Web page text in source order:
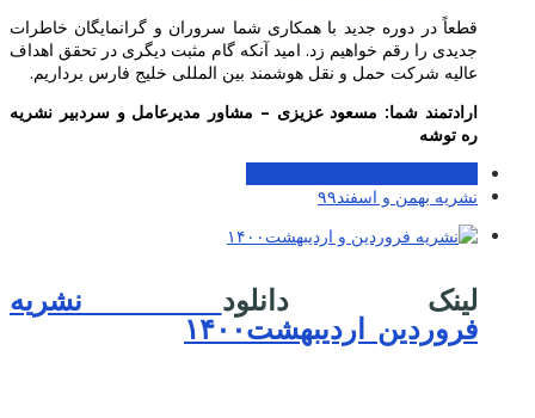
قطعاً در دوره جدید با همکاری شما سروران و گرانمایگان خاطرات
جدیدی را رقم خواهیم زد. امید آنکه گام مثبت دیگری در تحقق اهداف
عالیه شرکت حمل و نقل هوشمند بین المللی خلیج فارس برداریم.
ارادتمند شما: مسعود عزیزی – مشاور مدیرعامل و سردبیر نشریه
ره توشه
نشریه بهمن و اسفند۹۹
لینک دانلود نشریه
فروردین_اردیبهشت۱۴۰۰